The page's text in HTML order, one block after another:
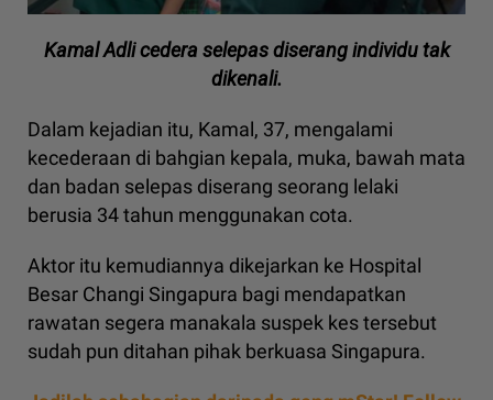
Kamal Adli cedera selepas diserang individu tak
dikenali.
Dalam kejadian itu, Kamal, 37, mengalami
kecederaan di bahgian kepala, muka, bawah mata
dan badan selepas diserang seorang lelaki
berusia 34 tahun menggunakan cota.
Aktor itu kemudiannya dikejarkan ke Hospital
Besar Changi Singapura bagi mendapatkan
rawatan segera manakala suspek kes tersebut
sudah pun ditahan pihak berkuasa Singapura.